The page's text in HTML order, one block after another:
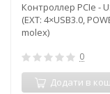
Контроллер PCIe -
(EXT: 4×USB3.0,
molex)
0
Додати в